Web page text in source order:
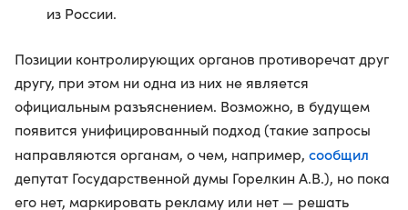
из России.
Позиции контролирующих органов противоречат друг
другу, при этом ни одна из них не является
официальным разъяснением. Возможно, в будущем
появится унифицированный подход (такие запросы
направляются органам, о чем, например, сообщил
депутат Государственной думы Горелкин А.В.), но пока
его нет, маркировать рекламу или нет — решать